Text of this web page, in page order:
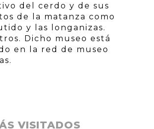
del cerdo y de sus
de la matanza como
y las longanizas.
Dicho museo está
en la red de museo
VISITADOS